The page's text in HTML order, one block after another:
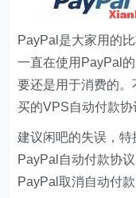
PayPal是大家用的
一直在使用PayPal
要还是用于消费的
买的VPS自动付款
建议闲吧的失误，
PayPal自动付款协
PayPal取消自动付